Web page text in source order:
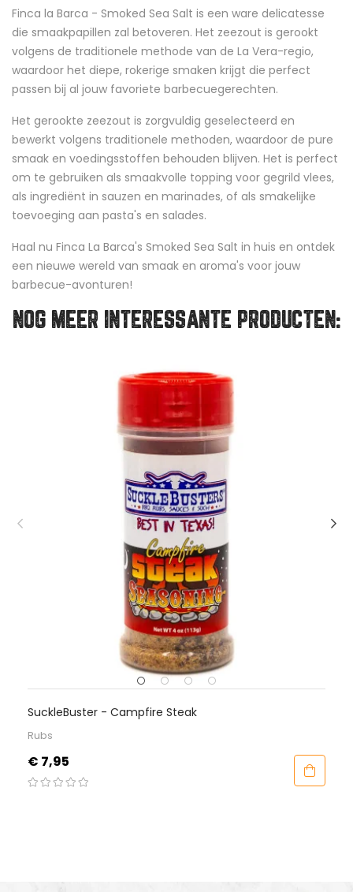
Finca la Barca - Smoked Sea Salt is een ware delicatesse
die smaakpapillen zal betoveren. Het zeezout is gerookt
volgens de traditionele methode van de La Vera-regio,
waardoor het diepe, rokerige smaken krijgt die perfect
passen bij al jouw favoriete barbecuegerechten.
Het gerookte zeezout is zorgvuldig geselecteerd en
bewerkt volgens traditionele methoden, waardoor de pure
smaak en voedingsstoffen behouden blijven. Het is perfect
om te gebruiken als smaakvolle topping voor gegrild vlees,
als ingrediënt in sauzen en marinades, of als smakelijke
toevoeging aan pasta's en salades.
Haal nu Finca La Barca's Smoked Sea Salt in huis en ontdek
een nieuwe wereld van smaak en aroma's voor jouw
barbecue-avonturen!
NOG MEER INTERESSANTE PRODUCTEN:
SuckleBuster - Campfire Steak
Rubs
Prijs
€ 7,95